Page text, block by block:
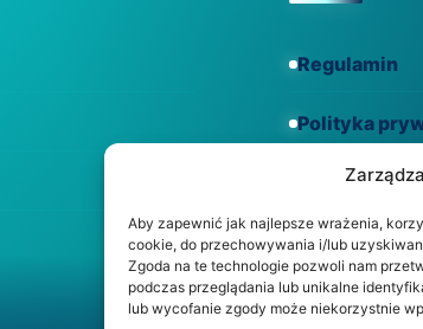
Aby zapewnić jak najlepsze wrażenia,
cookie, do przechowywania i/lub
Zgoda na te technologie pozwoli nam
podczas przeglądania lub unikalne
lub wycofanie zgody może niekorzystnie
Regulamin
Polityka
Polityka